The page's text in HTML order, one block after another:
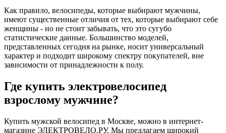
Как правило, велосипеды, которые выбирают мужчины,
имеют существенные отличия от тех, которые выбирают себе
женщины - но не стоит забывать, что это сугубо
статистические данные. Большинство моделей,
представленных сегодня на рынке, носит универсальный
характер и подходит широкому спектру покупателей, вне
зависимости от принадлежности к полу.
Где купить электровелосипед
взрослому мужчине?
Купить мужской велосипед в Москве, можно в интернет-
магазине ЭЛЕКТРОВЕЛО.РУ. Мы предлагаем широкий